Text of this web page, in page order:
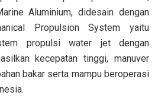
Aluminium, didesain dengan
Propulsion System yaitu
propulsi water jet dengan
kecepatan tinggi, manuver
bakar serta mampu beroperasi